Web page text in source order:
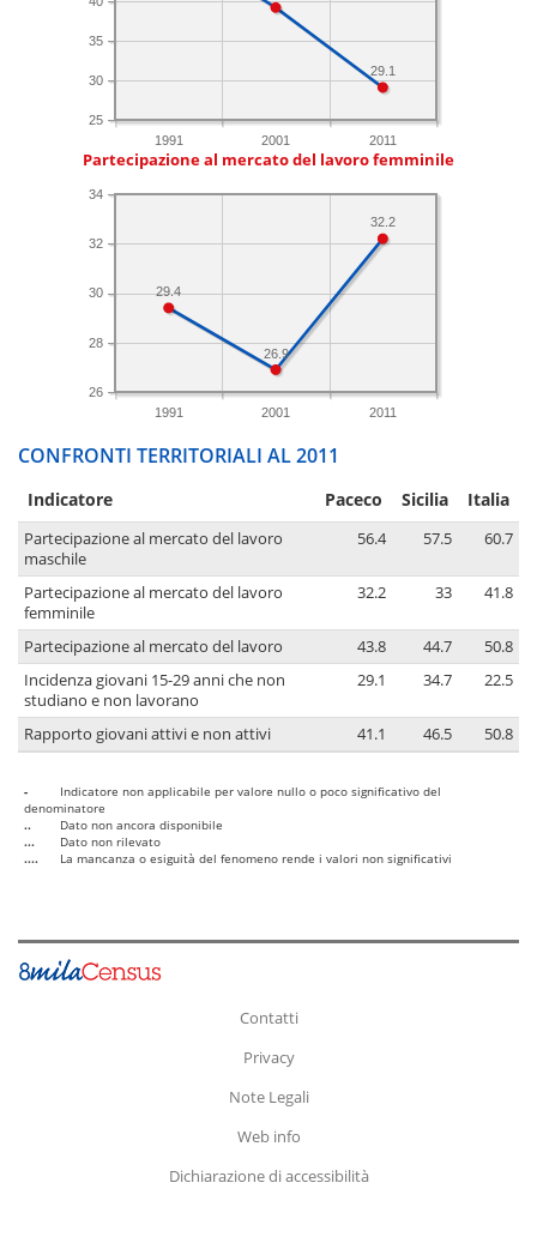
1991 2001 2011
25
30
35
29.1
Partecipazione al mercato del lavoro femminile
1991 2001 2011
26
28
30
32
34
32.2
26.9
29.4
CONFRONTI TERRITORIALI AL 2011
Indicatore Paceco Sicilia Italia
Partecipazione al mercato del lavoro
maschile
56.4 57.5 60.7
Partecipazione al mercato del lavoro
femminile
32.2 33 41.8
Partecipazione al mercato del lavoro 43.8 44.7
50.8
Incidenza giovani 15-29 anni che non
studiano e non lavorano
29.1 34.7 22.5
Rapporto giovani attivi e non attivi 41.1 46.5 50.8
-
Indicatore non applicabile per valore nullo o poco significativo del
denominatore
..
Dato non ancora disponibile
...
Dato non rilevato
....
La mancanza o esiguità del fenomeno rende i valori non significativi
Contatti
Privacy
Note Legali
Web info
Dichiarazione di accessibilità